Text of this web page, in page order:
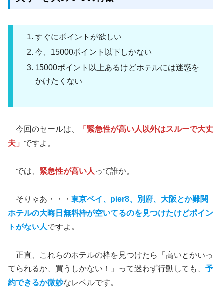
すぐにポイントが欲しい
今、15000ポイント以下しかない
15000ポイント以上あるけどホテルには迷惑を
かけたくない
今回のセールは、
「緊急性が高い人以外はスルーで大丈
夫」 ですよ。
では、 緊急性が高い人 って誰か。
そりゃあ・・・ 東京ベイ、pier8、別府、大阪とか難関
ホテルの大晦日無料枠が空いてるのを見つけたけどポイン
トがない人ですよ。
正直、これらのホテルの枠を見つけたら「高いとかいっ
てられるか、買うしかない！」って迷わず行動しても、 予
約できるか微妙なレベルです。